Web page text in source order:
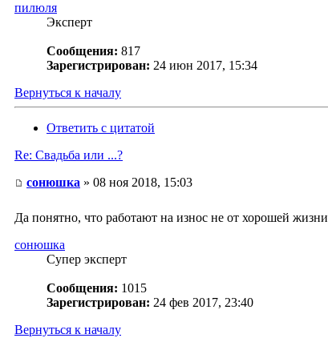
пилюля
Эксперт
Сообщения: 817
Зарегистрирован: 24 июн 2017, 15:34
Вернуться к началу
Ответить с цитатой
Re: Свадьба или ...?
сонюшка » 08 ноя 2018, 15:03
Да понятно, что работают на износ не от хорошей
сонюшка
Супер эксперт
Сообщения: 1015
Зарегистрирован: 24 фев 2017, 23:40
Вернуться к началу